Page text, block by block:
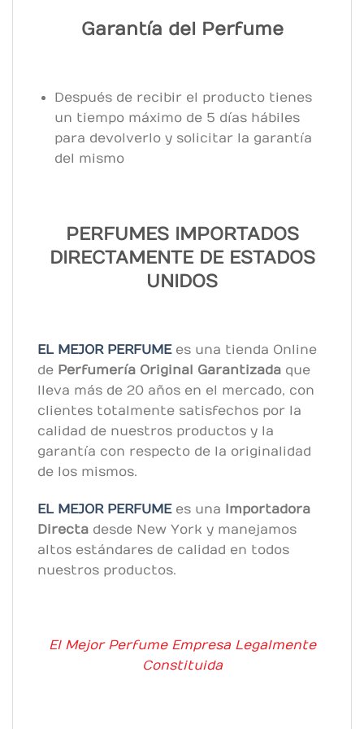
Garantía del Perfume
Después de recibir el producto tienes
un tiempo máximo de 5 días hábiles
para devolverlo y solicitar la garantía
del mismo
PERFUMES IMPORTADOS
DIRECTAMENTE DE ESTADOS
UNIDOS
EL MEJOR PERFUMEes una tienda Online
de Perfumería Original Garantizada que
lleva más de 20 años en el mercado, con
clientes totalmente satisfechos por la
calidad de nuestros productos y la
garantía con respecto de la originalidad
de los mismos.
EL MEJOR PERFUME es una
Importadora
Directa desde New York y manejamos
altos estándares de calidad en todos
nuestros productos.
El Mejor Perfume Empresa Legalmente
Constituida